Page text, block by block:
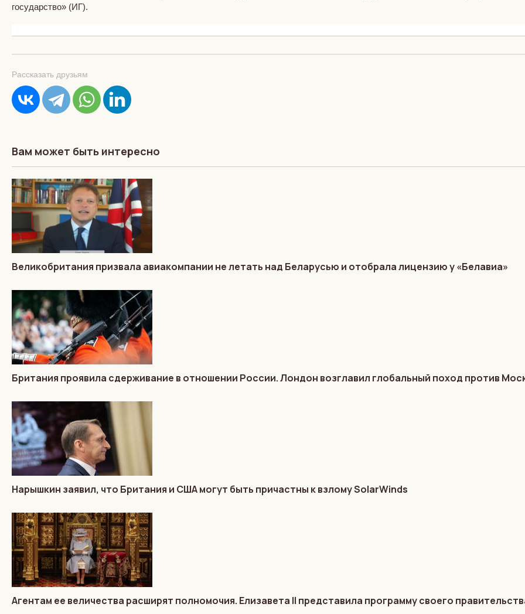
государство» (ИГ).
Рассказать друзьям
Вам может быть интересно
Великобритания призвала авиакомпании не летать над Беларусью и отобрала лицензию у «Белавиа»
Британия проявила сдерживание в отношении России. Лондон возглавил глобальный поход против
Нарышкин заявил, что Британия и США могут быть причастны к взлому SolarWinds
Агентам ее величества расширят полномочия. Елизавета II представила программу своего